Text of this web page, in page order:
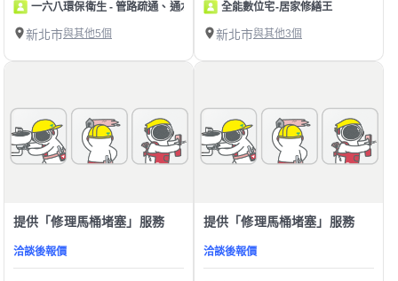
一六八環保衛生 - 管路疏通、通水管、通馬桶、水刀
新北市與其他5個
全能數位宅-居家修繕王
新北市與其他3個
提供「修理馬桶堵塞」服務
洽談後報價
提供「修理馬桶堵塞」服務
洽談後報價